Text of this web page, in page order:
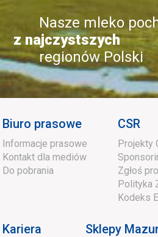
Nasze mleko
z najczystszych
regionów Polski
Biuro prasowe
Informacje prasowe
Kontakt dla mediów
Do pobrania
CSR
Projekty
Zgłoś
Polityka
Kodeks
Kariera Sklepy